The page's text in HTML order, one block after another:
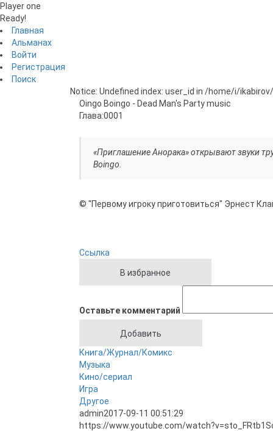
Player one
Ready!
Главная
Альманах
Войти
Регистрация
Поиск
Notice: Undefined index: user_id in /home/i/
Oingo Boingo - Dead Man's Partymusic
Глава:0001
«Приглашение Анорака» открывают звуки
Boingo.
© "Первому игроку приготовиться" Эрнест
Ссылка
Оставьте комментарий
Книга/Журнал/Комикс
Музыка
Кино/сериал
Игра
Другое
admin2017-09-11 00:51:29
https://www.youtube.com/